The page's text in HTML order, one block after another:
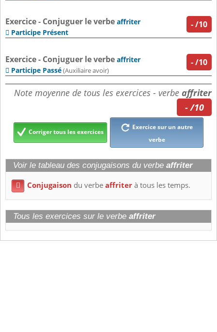
-/10
Exercice - Conjuguer le verbe affriter
 Participe Présent
-/10
Exercice - Conjuguer le verbe affriter
 Participe Passé(Auxiliaire avoir)
Note moyenne de tous les exercices - verbe affriter
- /10
Corriger tous les exercices
Exercice sur un autre
verbe
Voir le tableau des conjugaisons du verbe affriter
 Conjugaison du verbeaffriterà tous les temps.
Tous les exercices sur le verbe affriter